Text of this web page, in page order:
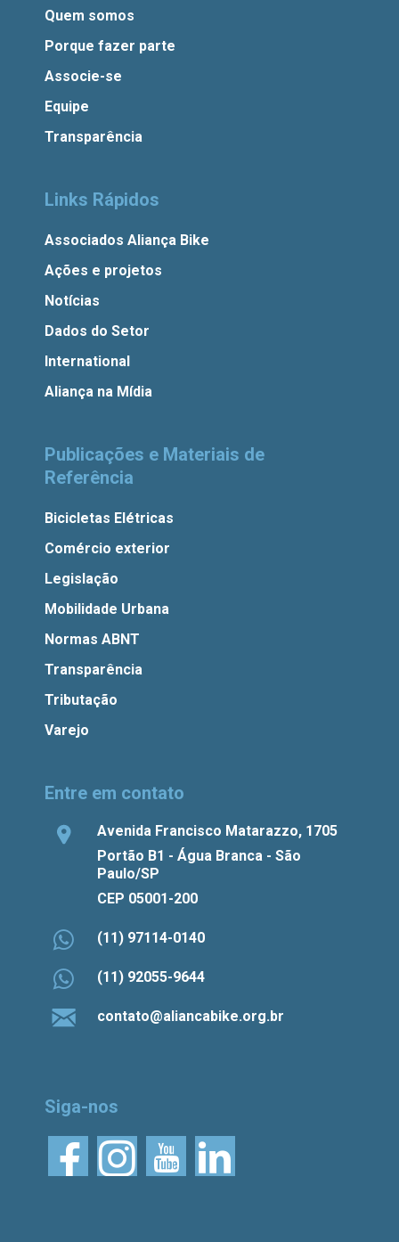
Quem somos
Porque fazer parte
Associe-se
Equipe
Transparência
Links Rápidos
Associados Aliança Bike
Ações e projetos
Notícias
Dados do Setor
International
Aliança na Mídia
Publicações e Materiais de
Referência
Bicicletas Elétricas
Comércio exterior
Legislação
Mobilidade Urbana
Normas ABNT
Transparência
Tributação
Varejo
Entre em contato
Avenida Francisco Matarazzo, 1705
Portão B1 - Água Branca - São
Paulo/SP
CEP 05001-200
(11) 97114-0140
(11) 92055-9644
contato@aliancabike.org.br
Siga-nos